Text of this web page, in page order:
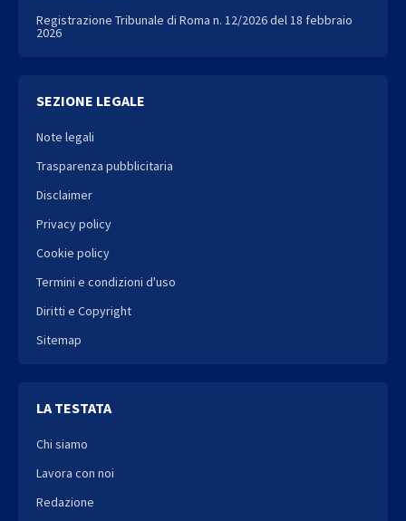
Registrazione Tribunale di Roma n. 12/2026 del 18 febbraio
2026
SEZIONE LEGALE
Note legali
Trasparenza pubblicitaria
Disclaimer
Privacy policy
Cookie policy
Termini e condizioni d'uso
Diritti e Copyright
Sitemap
LA TESTATA
Chi siamo
Lavora con noi
Redazione